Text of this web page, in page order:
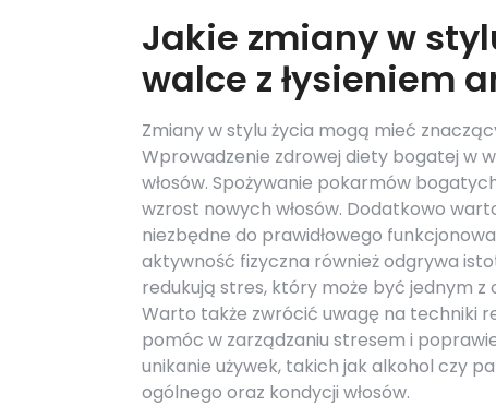
Jakie zmiany w
walce z łysieniem
Zmiany w stylu życia mogą mieć
Wprowadzenie zdrowej diety bogatej w
włosów. Spożywanie pokarmów
wzrost nowych włosów. Dodatkowo
niezbędne do prawidłowego
aktywność fizyczna również odgrywa
redukują stres, który może być jednym z
Warto także zwrócić uwagę na techniki
pomóc w zarządzaniu stresem i
unikanie używek, takich jak alkohol czy
ogólnego oraz kondycji włosów.